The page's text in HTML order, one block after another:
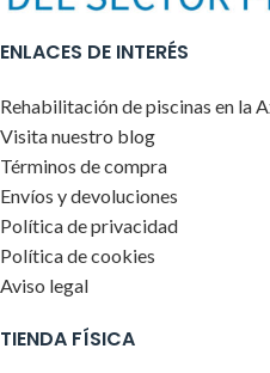
ENLACES DE INTERÉS
Rehabilitación de piscinas en la
Visita nuestro blog
Términos de compra
Envíos y devoluciones
Política de privacidad
Política de cookies
Aviso legal
TIENDA FÍSICA